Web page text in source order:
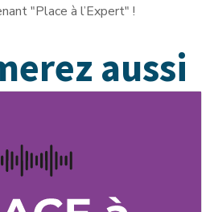
"Place à l’Expert" !
aussi